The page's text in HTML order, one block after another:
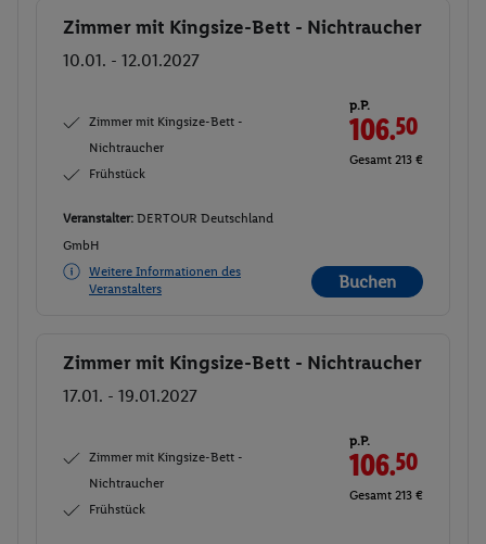
Buchen
Zimmer mit Kingsize-Bett - Nichtraucher
10.01. - 12.01.2027
Zimmer mit Kingsize-Bett -
Nichtraucher
Frühstück
p.P.
106.50
Gesamt 213 €
Veranstalter: DERTOUR Deutschland
GmbH
Weitere Informationen des
Veranstalters
Buchen
Buchen
Zimmer mit Kingsize-Bett - Nichtraucher
17.01. - 19.01.2027
Zimmer mit Kingsize-Bett -
Nichtraucher
Frühstück
p.P.
106.50
Gesamt 213 €